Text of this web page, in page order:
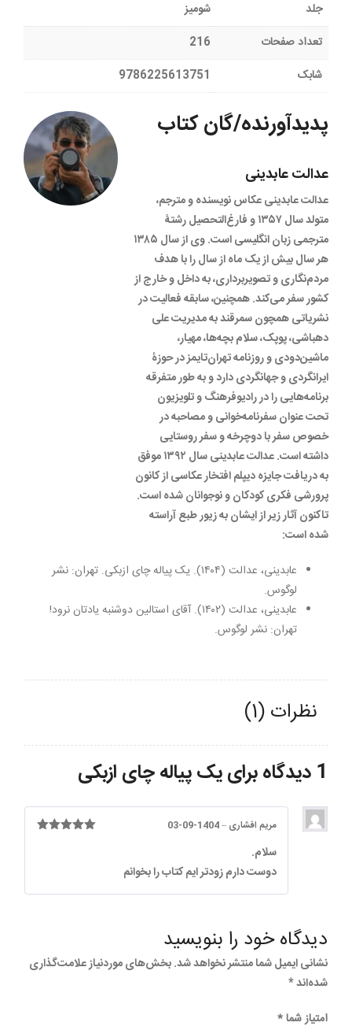
جلد
شومیز
تعداد صفحات
216
شابک
9786225613751
پدیدآورنده/گان کتاب
عدالت عابدینی
عدالت عابدینی عکاس نویسنده و مترجم،
متولد سال ۱۳۵۷ و فارغ‌التحصیل رشتۀ
مترجمی زبان انگلیسی است. وی از سال ۱۳۸۵
هر سال بیش از یک ماه از سال را با هدف
مردم‌نگاری و تصویربرداری، به داخل و خارج از
کشور سفر می‌کند. همچنین، سابقه فعالیت در
نشریاتی همچون سمرقند به مدیریت علی
دهباشی، پوپک، سلام بچه‌ها، مهیار،
ماشین‌دودی و روزنامه تهران‌تایمز در حوزۀ
ایرانگردی و جهانگردی دارد و به طور متفرقه
برنامه‌هایی را در رادیوفرهنگ و تلویزیون
تحت عنوان سفرنامه‌خوانی و مصاحبه در
خصوص سفر با دوچرخه و سفر روستایی
داشته است. عدالت عابدینی سال ۱۳۹۲ موفق
به دریافت جایزه دیپلم افتخار عکاسی از کانون
پرورشی فکری کودکان و نوجوانان شده است.
تاکنون آثار زیر از ایشان به زیور طبع آراسته
شده است:
عابدینی، عدالت (۱۴۰۴). یک پیاله چای ازبکی. تهران: نشر
لوگوس.
عابدینی، عدالت (۱۴۰۲). آقای استالین دوشنبه یادتان نرود!
تهران: نشر لوگوس.
نظرات (1)
1 دیدگاه برای
یک پیاله چای ازبکی
مریم افشاری –
1404-09-03
سلام.
دوست دارم زودتر ایم کتاب را بخوانم
دیدگاه خود را بنویسید
نشانی ایمیل شما منتشر نخواهد شد.بخش‌های موردنیاز علامت‌گذاری
شده‌اند*
امتیاز شما*